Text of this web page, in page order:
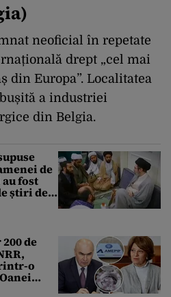
neoficial în repetate
drept „cel mai
din Europa”. Localitatea
a industriei
din Belgia.
de
fost
știri de
de
o
de